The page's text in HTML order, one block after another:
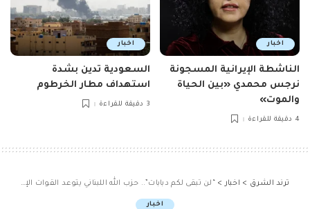
اخبار
الناشطة الإيرانية المسجونة
نرجس محمدي «بين الحياة
والموت»
4 دقيقة للقراءة
اخبار
السعودية تدين بشدة
استهداف مطار الخرطوم
3 دقيقة للقراءة
ترند الشرق > اخبار >“لن تبقى لكم دبابات”.. حزب الله اللبناني يتوعد القوات الإسرائيلية (فيديو)
اخبار